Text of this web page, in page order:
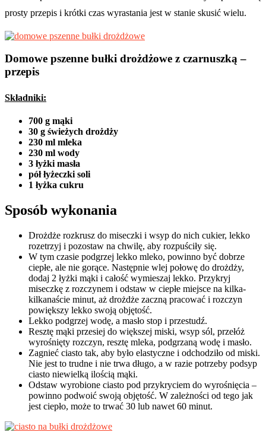
prosty przepis i krótki czas wyrastania jest w stanie skusić wielu.
Domowe pszenne bułki drożdżowe z czarnuszką –
przepis
Składniki:
700 g mąki
30 g świeżych drożdży
230 ml mleka
230 ml wody
3 łyżki masła
pół łyżeczki soli
1 łyżka cukru
Sposób wykonania
Drożdże rozkrusz do miseczki i wsyp do nich cukier, lekko
rozetrzyj i pozostaw na chwilę, aby rozpuściły się.
W tym czasie podgrzej lekko mleko, powinno być dobrze
ciepłe, ale nie gorące. Następnie wlej połowę do drożdży,
dodaj 2 łyżki mąki i całość wymieszaj lekko. Przykryj
miseczkę z rozczynem i odstaw w ciepłe miejsce na kilka-
kilkanaście minut, aż drożdże zaczną pracować i rozczyn
powiększy lekko swoją objętość.
Lekko podgrzej wodę, a masło stop i przestudź.
Resztę mąki przesiej do większej miski, wsyp sól, przełóż
wyrośnięty rozczyn, resztę mleka, podgrzaną wodę i masło.
Zagnieć ciasto tak, aby było elastyczne i odchodziło od miski.
Nie jest to trudne i nie trwa długo, a w razie potrzeby podsyp
ciasto niewielką ilością mąki.
Odstaw wyrobione ciasto pod przykryciem do wyrośnięcia –
powinno podwoić swoją objętość. W zależności od tego jak
jest ciepło, może to trwać 30 lub nawet 60 minut.